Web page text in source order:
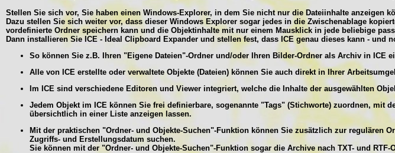
Stellen Sie sich vor, Sie haben einen Windows-Explorer, in dem Sie nicht nur die Dateiinhalte anzeigen
Dazu stellen Sie sich weiter vor, dass dieser Windows Explorer sogar jedes in die Zwischenablage
vordefinierte Ordner speichern kann und die Objektinhalte mit nur einem Mausklick in jede beliebige
Dann installieren Sie ICE - Ideal Clipboard Expander und stellen fest, dass ICE genau dieses kann - und
So können Sie z.B. Ihren "Eigene Dateien"-Ordner und/oder Ihren Bilder-Ordner als Archiv in ICE
Alle von ICE erstellte oder verwaltete Objekte (Dateien) können Sie auch direkt in Ihrer
Im ICE sind verschiedene Editoren und Viewer integriert, welche die Inhalte der ausgewählten
Jedem Objekt im ICE können Sie frei definierbare, sogenannte "Tags" (Stichworte) zuordnen, mit
übersichtlich in einer Liste anzeigen lassen.
Mit der praktischen "Ordner- und Objekte-Suchen"-Funktion können Sie zusätzlich zur regulären
Zugriffs- und Erstellungsdatum suchen.
Sie können mit der "Ordner- und Objekte-Suchen"-Funktion sogar die Archive nach TXT- und